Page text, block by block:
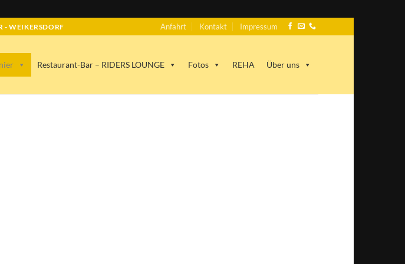
- WEIKERSDORF Anfahrt Kontakt Impressum
Restaurant-Bar – RIDERS LOUNGE Fotos REHA Über uns